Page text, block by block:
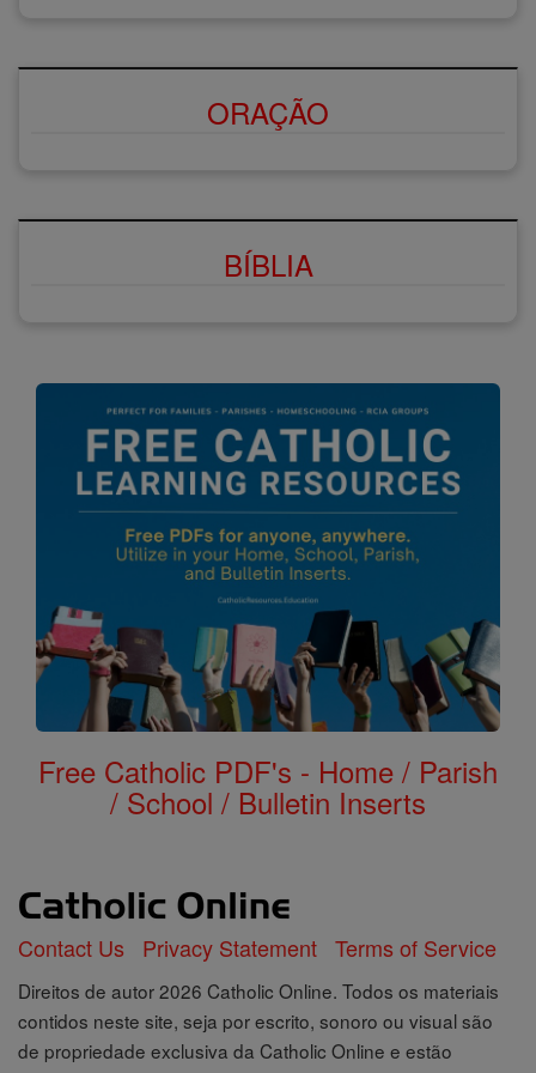
ORAÇÃO
BÍBLIA
Free Catholic PDF's - Home / Parish
/ School / Bulletin Inserts
Contact Us Privacy Statement Terms of Service
Direitos de autor 2026 Catholic Online. Todos os materiais
contidos neste site, seja por escrito, sonoro ou visual são
de propriedade exclusiva da Catholic Online e estão